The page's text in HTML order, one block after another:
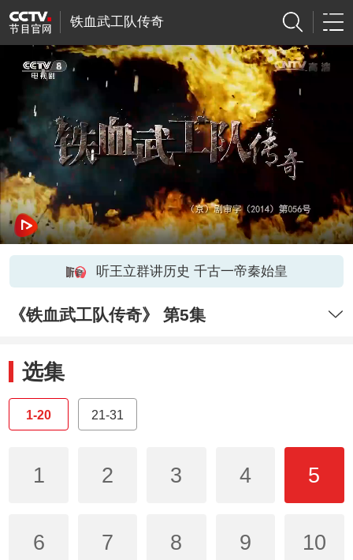
铁血武工队传奇
听王立群讲历史 千古一帝秦始皇
《铁血武工队传奇》 第5集
选集
1-20 21-31
1 2 3 4 5
6 7 8 9 10